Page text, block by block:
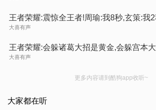
大喜有声
大喜有声
更多内容请到酷狗app收听~
大家都在听